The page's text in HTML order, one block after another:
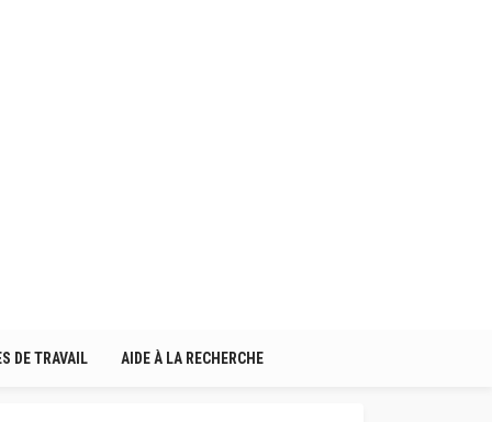
DE TRAVAIL AIDE À LA RECHERCHE